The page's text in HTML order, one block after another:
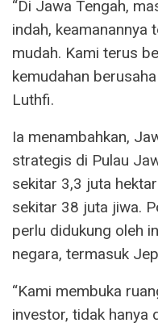
“Di Jawa Tengah,
indah, keamanannya
mudah. Kami terus
kemudahan
Luthfi.
Ia menambahkan,
strategis di Pulau
sekitar 3,3 juta
sekitar 38 juta jiwa.
perlu didukung oleh
negara, termasuk
“Kami membuka
investor, tidak hanya